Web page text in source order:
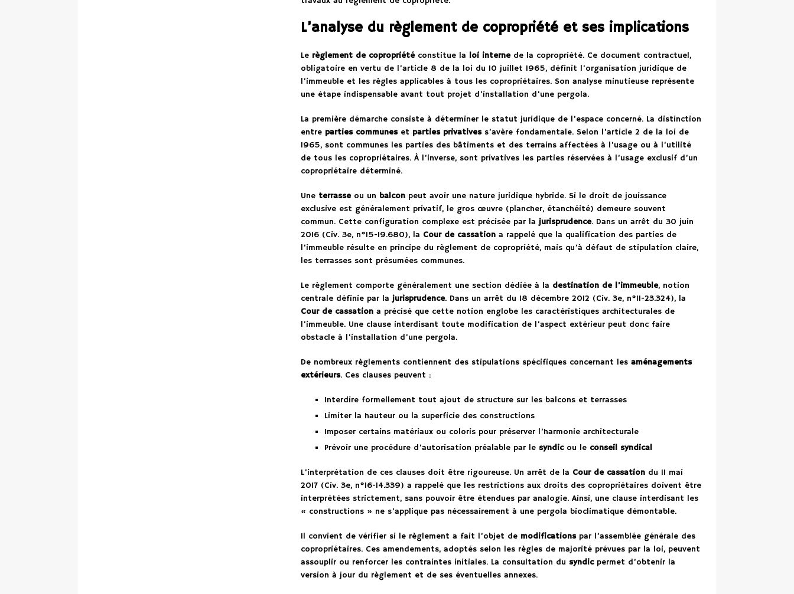
L’analyse du règlement de copropriété et ses implications
Le règlement de copropriétéconstitue la loi internede la copropriété. Ce document contractuel,
obligatoire en vertu de l’article 8 de la loi du 10 juillet 1965, définit l’organisation juridique de
l’immeuble et les règles applicables à tous les copropriétaires. Son analyse minutieuse représente
une étape indispensable avant tout projet d’installation d’une pergola.
La première démarche consiste à déterminer le statut juridique de l’espace concerné. La distinction
entre parties communeset parties privativess’avère fondamentale. Selon l’article 2 de la loi de
1965, sont communes les parties des bâtiments et des terrains affectées à l’usage ou à l’utilité
de tous les copropriétaires. À l’inverse, sont privatives les parties réservées à l’usage exclusif d’un
copropriétaire déterminé.
Une terrasseou un balconpeut avoir une nature juridique hybride. Si le droit de jouissance
exclusive est généralement privatif, le gros œuvre (plancher, étanchéité) demeure souvent
commun. Cette configuration complexe est précisée par lajurisprudence. Dans un arrêt du 30 juin
2016 (Civ. 3e, n°15-19.680), la Cour de cassationa rappelé que la qualification des parties de
l’immeuble résulte en principe du règlement de copropriété, mais qu’à défaut de stipulation claire,
les terrasses sont présumées communes.
Le règlement comporte généralement une section dédiée à la destination de l’immeuble, notion
centrale définie par lajurisprudence. Dans un arrêt du 18 décembre 2012 (Civ. 3e, n°11-23.324), la
Cour de cassationa précisé que cette notion englobe les caractéristiques architecturales de
l’immeuble. Une clause interdisant toute modification de l’aspect extérieur peut donc faire
obstacle à l’installation d’une pergola.
De nombreux règlements contiennent des stipulations spécifiques concernant les aménagements
extérieurs. Ces clauses peuvent :
Interdire formellement tout ajout de structure sur les balcons et terrasses
Limiter la hauteur ou la superficie des constructions
Imposer certains matériaux ou coloris pour préserver l’harmonie architecturale
Prévoir une procédure d’autorisation préalable par le syndicou le conseil syndical
L’interprétation de ces clauses doit être rigoureuse. Un arrêt de la Cour de cassationdu 11 mai
2017 (Civ. 3e, n°16-14.339) a rappelé que les restrictions aux droits des copropriétaires doivent être
interprétées strictement, sans pouvoir être étendues par analogie. Ainsi, une clause interdisant les
« constructions » ne s’applique pas nécessairement à une pergola bioclimatique démontable.
Il convient de vérifier si le règlement a fait l’objet de modificationspar l’assemblée générale des
copropriétaires. Ces amendements, adoptés selon les règles de majorité prévues par la loi, peuvent
assouplir ou renforcer les contraintes initiales. La consultation du syndicpermet d’obtenir la
version à jour du règlement et de ses éventuelles annexes.